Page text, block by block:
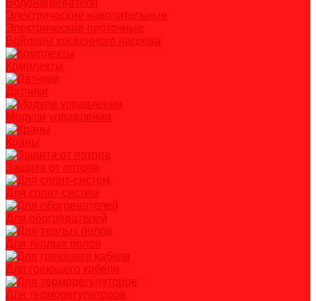
Водонагреватели
Электрические накопительные
Электрические проточные
Бойлеры косвенного нагрева
Комплекты
Датчики
Модули управления
Краны
Защита от потопа
Для сплит-систем
Для обогревателей
Для теплых полов
Для греющего кабеля
Для терморегуляторов